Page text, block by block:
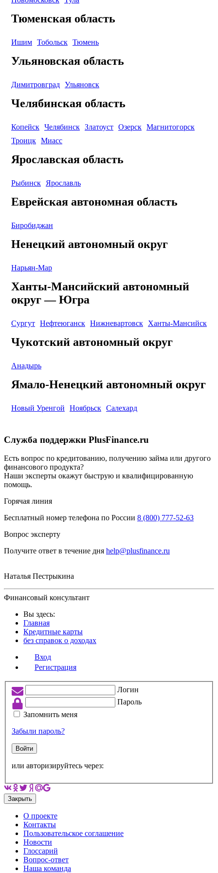
Тюменская область
Ишим Тобольск Тюмень
Ульяновская область
Димитровград Ульяновск
Челябинская область
Копейск Челябинск Златоуст Озерск Магнитогорск
Троицк Миасс
Ярославская область
Рыбинск Ярославль
Еврейская автономная область
Биробиджан
Ненецкий автономный округ
Нарьян-Мар
Ханты-Мансийский автономный
округ — Югра
Сургут Нефтеюганск Нижневартовск Ханты-Мансийск
Чукотский автономный округ
Анадырь
Ямало-Ненецкий автономный округ
Новый Уренгой Ноябрьск Салехард
Служба поддержки PlusFinance.ru
Есть вопрос по кредитованию, получению займа или другого
финансового продукта?
Наши эксперты окажут быструю и квалифицированную
помощь.
Горячая линия
Бесплатный номер телефона по России 8 (800) 777-52-63
Вопрос эксперту
Получите ответ в течение дня help@plusfinance.ru
Наталья Пестрыкина
Финансовый консультант
Вы здесь:
Главная
Кредитные карты
без справок о доходах
Вход
Регистрация
Логин
Пароль
Запомнить меня
Забыли пароль?
Войти
или авторизируйтесь через:
Закрыть
О проекте
Контакты
Пользовательское соглашение
Новости
Глоссарий
Вопрос-ответ
Наша команда